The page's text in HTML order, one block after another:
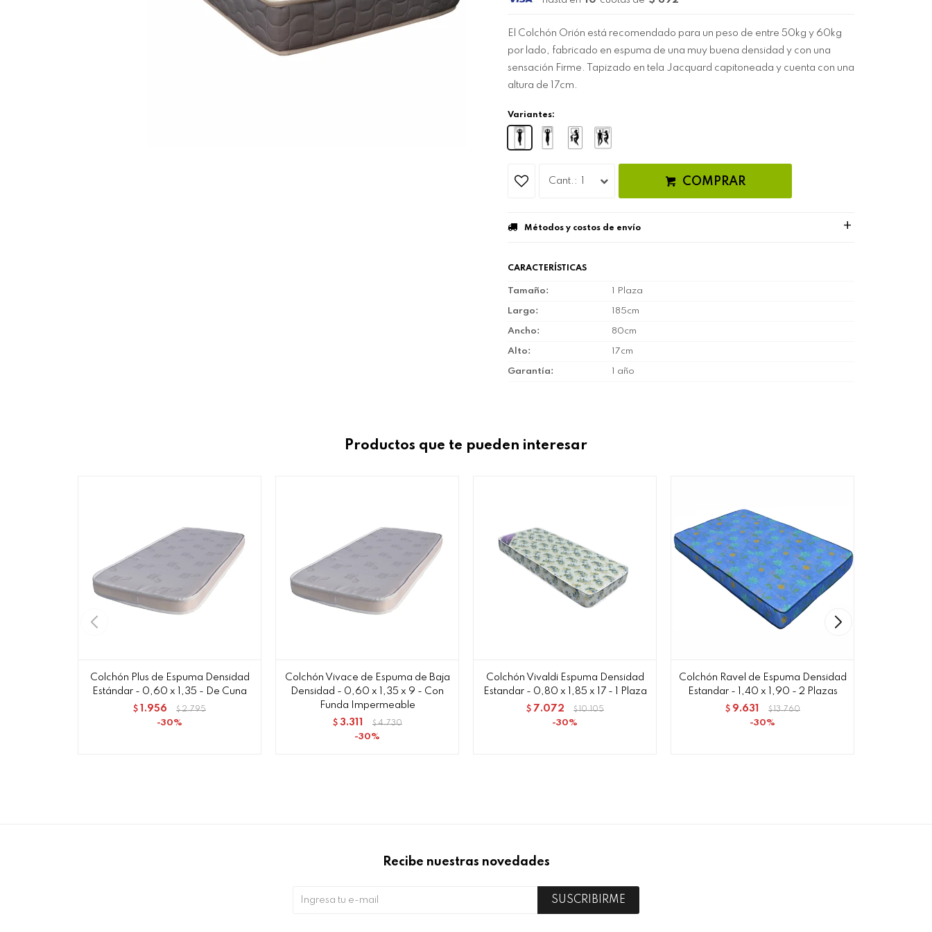
El Colchón Orión está recomendado para un peso de entre 50kg y 60kg
por lado, fabricado en espuma de una muy buena densidad y con una
sensación Firme. Tapizado en tela Jacquard capitoneada y cuenta con una
altura de 17cm.
Variantes:
COMPRAR
Métodos y costos de envío
CARACTERÍSTICAS
Tamaño 1 Plaza
Largo 185cm
Ancho 80cm
Alto 17cm
Garantía 1 año
Productos que te pueden interesar
Colchón Plus de Espuma Densidad
Estándar - 0,60 x 1,35 - De Cuna
$ 1.956 $ 2.795
30
Colchón Vivace de Espuma de Baja
Densidad - 0,60 x 1,35 x 9 - Con
Funda Impermeable
$ 3.311 $ 4.730
30
Colchón Vivaldi Espuma Densidad
Estandar - 0,80 x 1,85 x 17 - 1 Plaza
$ 7.072 $ 10.105
30
Colchón Ravel de Espuma Densidad
Estandar - 1,40 x 1,90 - 2 Plazas
$ 9.631 $ 13.760
30
Recibe nuestras novedades
SUSCRIBIRME